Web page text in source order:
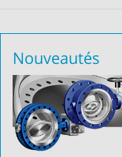
Nouveautés